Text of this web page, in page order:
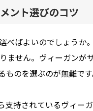
ント選びのコツ
べばよいのでしょうか
せん。ヴィーガンが
のを選ぶのが無難です
支持されているヴィー